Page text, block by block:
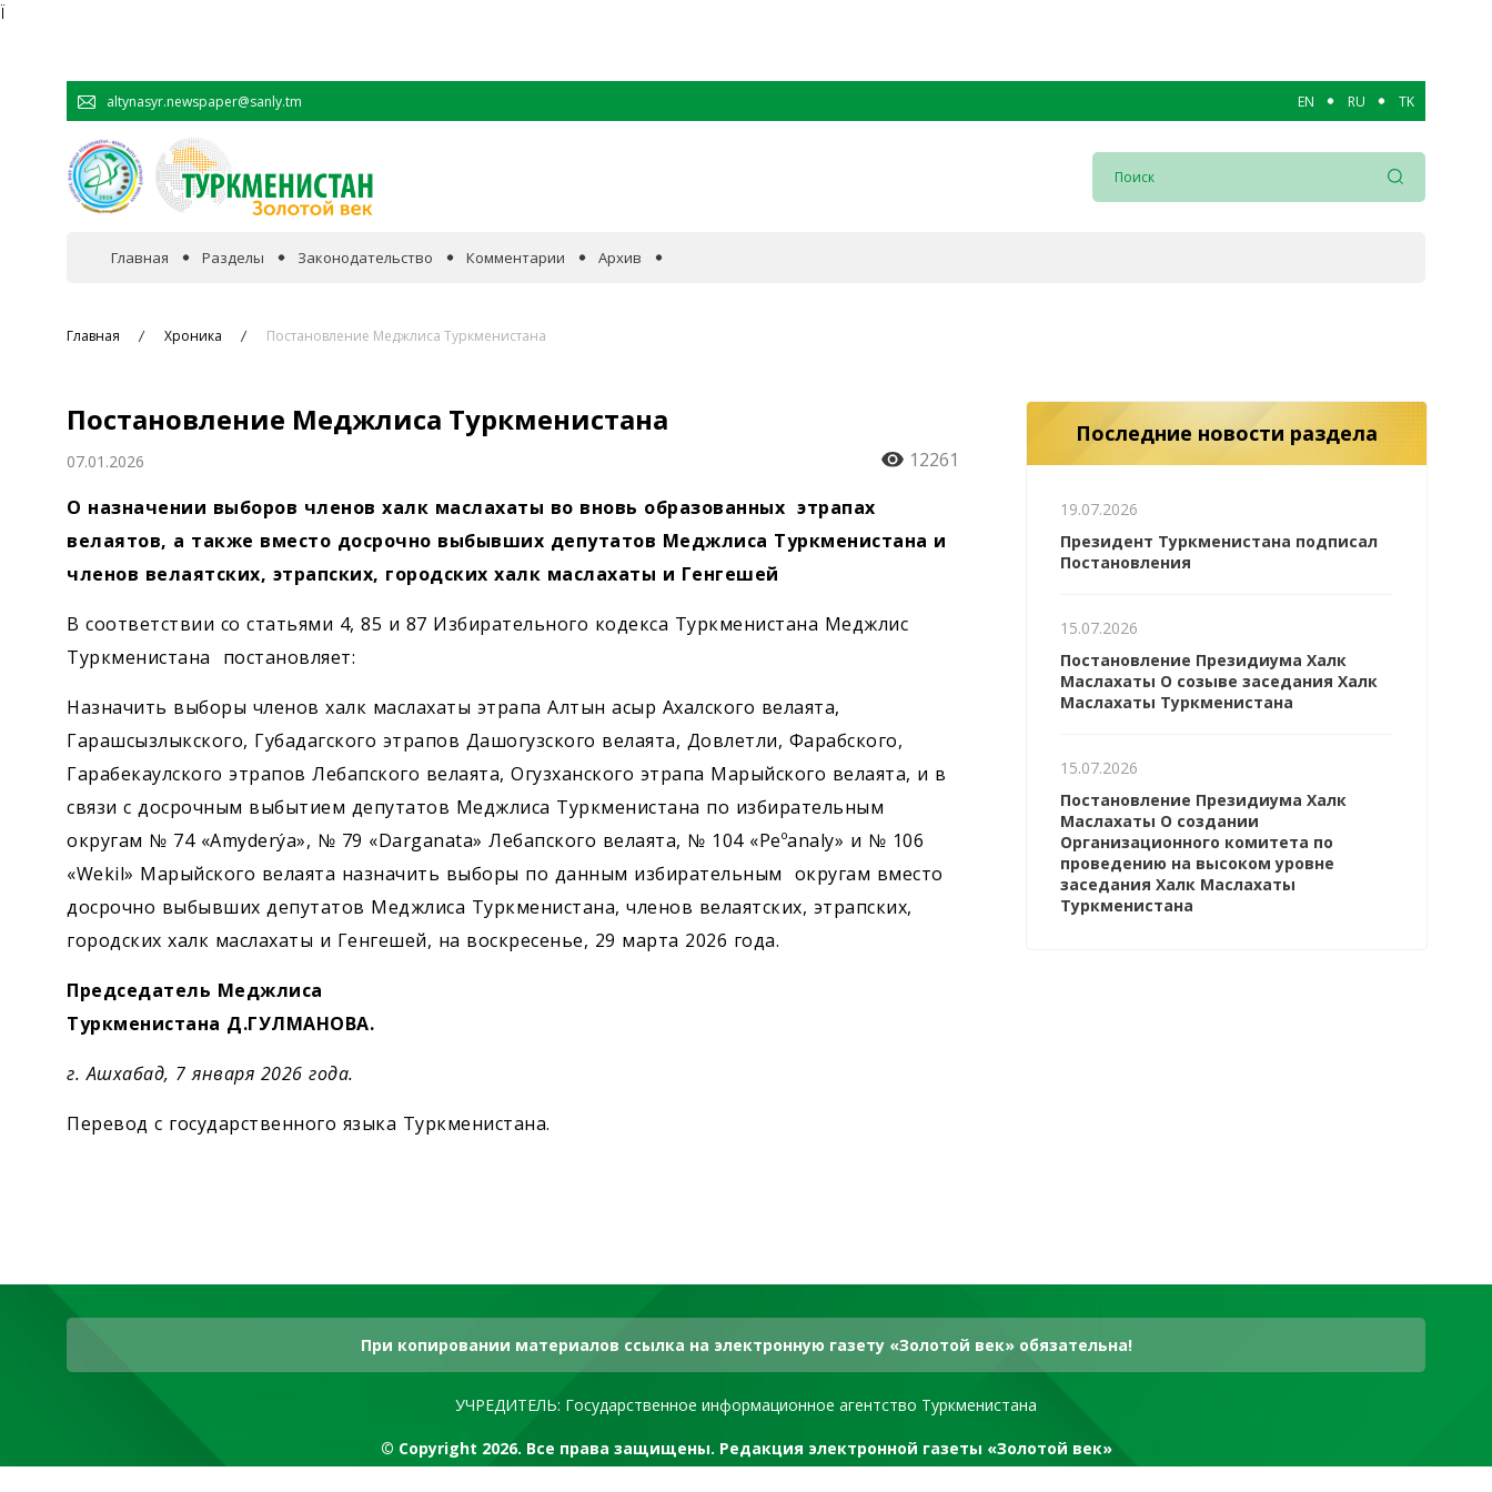
Ï
altynasyr.newspaper@sanly.tm EN RU TK
Главная Разделы
Сотрудничество
Экономика
Общество
Культура
Спорт
Законодательство Комментарии Архив
Главная Хроника Постановление Меджлиса Туркменистана
Постановление Меджлиса Туркменистана
07.01.2026
12261
О назначении выборов членов халк маслахаты во вновь образованных этрапах
велаятов, а также вместо досрочно выбывших депутатов Меджлиса Туркменистана и
членов велаятских, этрапских, городских халк маслахаты и Генгешей
В соответствии со статьями 4, 85 и 87 Избирательного кодекса Туркменистана Меджлис
Туркменистана постановляет:
Назначить выборы членов халк маслахаты этрапа Алтын асыр Ахалского ­велаята,
Гарашсызлыкского, Губадагского этрапов Дашогузского велаята, Довлетли, Фарабского,
Гарабекаулского этрапов Лебапского велаята, Огузханского этрапа Марыйского велаята, и в
связи с досрочным выбытием депутатов Меджлиса Туркменистана по избирательным
округам № 74 «Amyderýa», № 79 «Darganata» Лебапского велаята, № 104 «Peºanaly» и № 106
«Wekil» Марыйского велаята назначить выборы по данным избирательным округам вместо
досрочно выбывших депутатов Меджлиса Туркменистана, членов велаятских, этрапских,
городских халк маслахаты и Генгешей, на воскресенье, 29 марта 2026 года.
Председатель Меджлиса
Туркменистана Д.ГУЛМАНОВА.
г. Ашхабад, 7 января 2026 года.
Перевод с государственного языка Туркменистана.
Последние новости раздела
19.07.2026
Президент Туркменистана подписал
Постановления
15.07.2026
Постановление Президиума Халк
Маслахаты О созыве заседания Халк
Маслахаты Туркменистана
15.07.2026
Постановление Президиума Халк
Маслахаты О создании
Организационного комитета по
проведению на высоком уровне
заседания Халк Маслахаты
Туркменистана
При копировании материалов ссылка на электронную газету «Золотой век» обязательна!
УЧРЕДИТЕЛЬ: Государственное информационное агентство Туркменистана
© Copyright 2026. Все права защищены. Редакция электронной газеты «Золотой век»